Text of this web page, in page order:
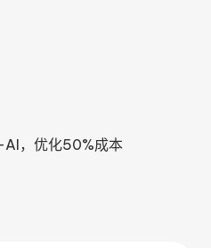
AI，优化50%成本